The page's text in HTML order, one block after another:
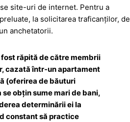
site-uri de internet. Pentru a
la solicitarea traficanților, de
anchetatorii.
fost răpită de către membrii
cazată într-un apartament
(oferirea de băuturi
obțin sume mari de bani,
determinării ei la
constant să practice